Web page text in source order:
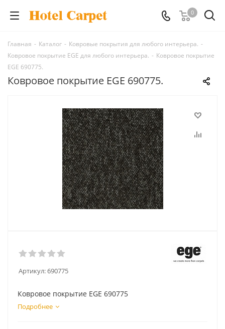
0
Главная - Каталог - Ковровые покрытия для любого интерьера. -
Ковровое покрытие EGE для любого интерьера. - Ковровое покрытие
EGE 690775.
Ковровое покрытие EGE 690775.
Артикул:690775
Ковровое покрытие EGE 690775
Подробнее